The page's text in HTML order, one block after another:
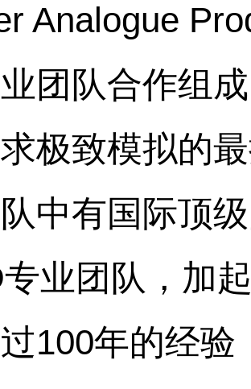
Analogue
团队合作组
极致模拟的
中有国际顶
业团队，加
100年的经验